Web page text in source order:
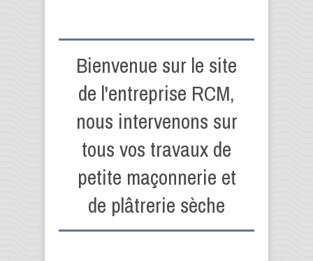
Bienvenue sur le site
de l'entreprise RCM,
nous intervenons sur
tous vos travaux de
petite maçonnerie et
de plâtrerie sèche